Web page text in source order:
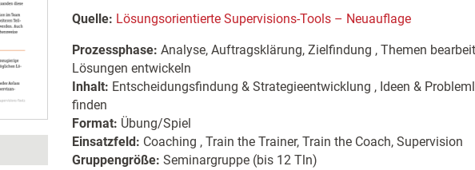
Quelle: Lösungsorientierte Supervisions-Tools – Neuauflage
Prozessphase: Analyse, Auftragsklärung, Zielfindung , Themen
Lösungen entwickeln
Inhalt: Entscheidungsfindung & Strategieentwicklung , Ideen &
finden
Format: Übung/Spiel
Einsatzfeld: Coaching , Train the Trainer, Train the Coach, Supervision
Gruppengröße: Seminargruppe (bis 12 Tln)